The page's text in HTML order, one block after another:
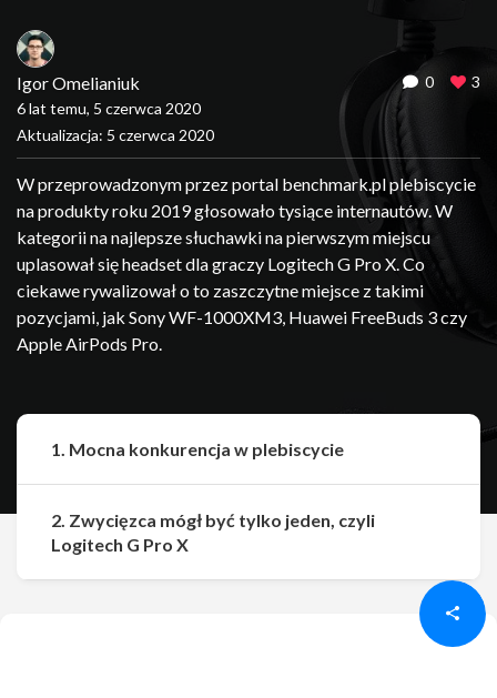
Igor Omelianiuk
6 lat temu, 5 czerwca 2020
Aktualizacja: 5 czerwca 2020
0 3
W przeprowadzonym przez portal benchmark.pl plebiscycie
na produkty roku 2019 głosowało tysiące internautów. W
kategorii na najlepsze słuchawki na pierwszym miejscu
uplasował się headset dla graczy Logitech G Pro X. Co
ciekawe rywalizował o to zaszczytne miejsce z takimi
pozycjami, jak Sony WF-1000XM3, Huawei FreeBuds 3 czy
Apple AirPods Pro.
Udostępnij
1. Mocna konkurencja w plebiscycie
2. Zwycięzca mógł być tylko jeden, czyli
Logitech G Pro X